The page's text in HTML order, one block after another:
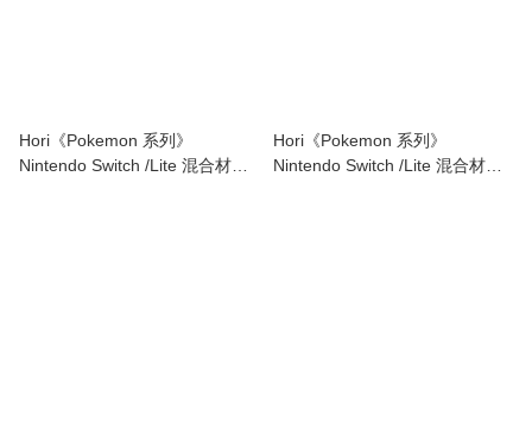
Hori《Pokemon 系列》
Nintendo Switch /Lite 混合材質
Hori《Pokemon 系列》
Nintendo Switch /Lite 混合材質